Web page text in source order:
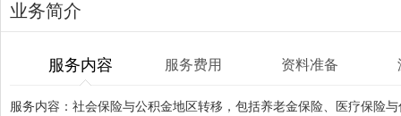
业务简介
服务内容 服务费用 资料准备
服务内容：社会保险与公积金地区转移，包括养老金保险、医疗保险